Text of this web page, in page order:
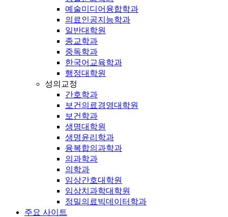
예술미디어융합학과
의료인공지능학과
일반대학원
종교학과
중독학과
한국어교육학과
행정대학원
성의교정
간호학과
보건의료경영대학원
보건학과
생명대학원
생명윤리학과
융복합의과학과
의과학과
의학과
임상간호대학원
임상치과학대학원
정밀의료빅데이터학과
주요 사이트